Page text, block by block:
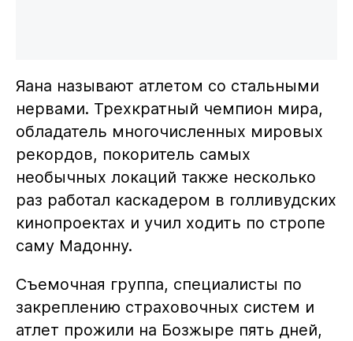
Яана называют атлетом со стальными
нервами. Трехкратный чемпион мира,
обладатель многочисленных мировых
рекордов, покоритель самых
необычных локаций также несколько
раз работал каскадером в голливудских
кинопроектах и учил ходить по стропе
саму Мадонну.
Съемочная группа, специалисты по
закреплению страховочных систем и
атлет прожили на Бозжыре пять дней,